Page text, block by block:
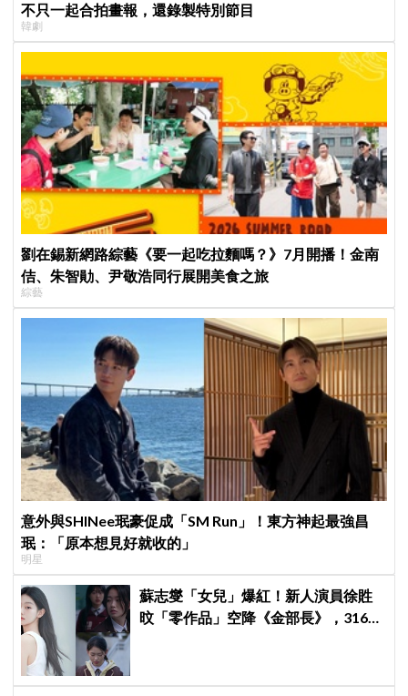
不只一起合拍畫報，還錄製特別節目
韓劇
劉在錫新網路綜藝《要一起吃拉麵嗎？》7月開播！金南
佶、朱智勛、尹敬浩同行展開美食之旅
綜藝
意外與SHINee珉豪促成「SM Run」！東方神起最強昌
珉：「原本想見好就收的」
明星
蘇志燮「女兒」爆紅！新人演員徐貹
旼「零作品」空降《金部長》，316萬